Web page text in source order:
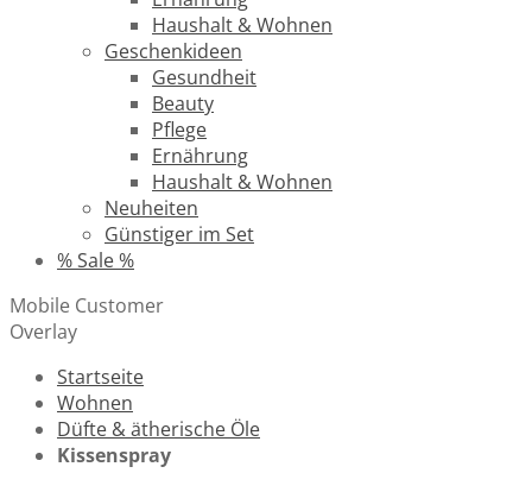
Haushalt & Wohnen
Geschenkideen
Gesundheit
Beauty
Pflege
Ernährung
Haushalt & Wohnen
Neuheiten
Günstiger im Set
% Sale %
Mobile Customer
Overlay
Startseite
Wohnen
Düfte & ätherische Öle
Kissenspray